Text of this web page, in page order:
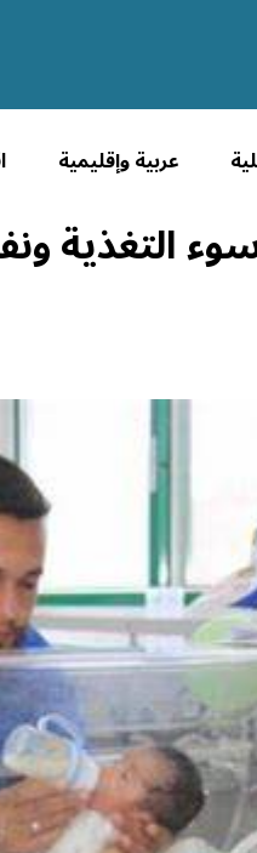
عربية وإقليمية
التغذية